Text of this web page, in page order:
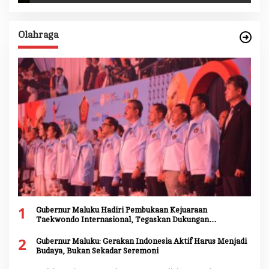
Olahraga
1
Gubernur Maluku Hadiri Pembukaan Kejuaraan
Taekwondo Internasional, Tegaskan Dukungan
2
Gubernur Maluku: Gerakan Indonesia Aktif Harus Menjadi
Budaya, Bukan Sekadar Seremoni